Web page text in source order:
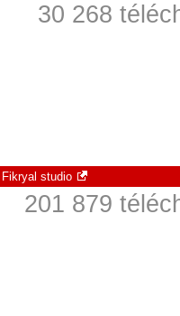
30 268
Fikryal studio
201 879